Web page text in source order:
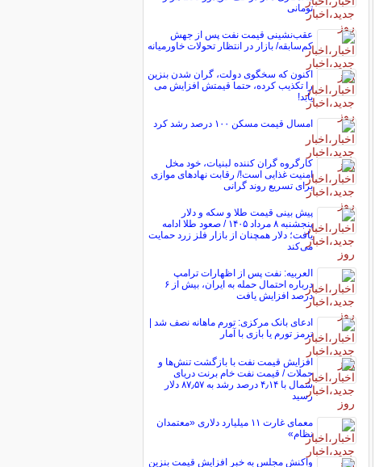
تومانی
عقب‌نشینی قیمت نفت پس از جهش
کم‌سابقه/ بازار در انتظار تحولات خاورمیانه
اکنون که سخگوی دولت، گران شدن بنزین
را تکذیب کرده، حتما قیمتش افزایش می
یابد!
امسال قیمت مسکن ۱۰۰ درصد رشد کرد
کارگروه گران کننده لبنیات، خود مخل
امنیت غذایی است!/ رقابت نهاد‌های موازی
برای تسریع روند گرانی
پیش ‌بینی قیمت طلا و سکه و دلار
پنجشنبه ۸ مرداد ۱۴۰۵ / صعود طلا ادامه
یافت؛ دلار همچنان از بازار فلز زرد حمایت
می‌کند
العربیه: نفت پس از اظهارات ترامپ
درباره احتمال حمله به ایران، بیش از ۶
درصد افزایش یافت
ادعای بانک مرکزی: تورم ماهانه نصف شد |
ترمز تورم یا بازی با آمار
افزایش قیمت نفت با بازگشت تنش‌ها و
حملات / قیمت نفت خام برنت دریای
شمال با ۴٫۱۴ درصد رشد به ۸۷٫۵۷ دلار
رسید
معمای غارت ۱۱ میلیارد دلاری «معتمدان
نظام»
واکنش مجلس به خبر افزایش قیمت بنزین